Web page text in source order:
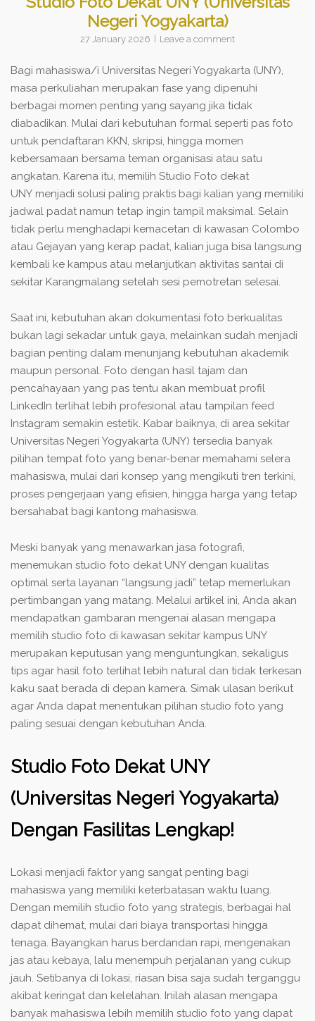
Negeri Yogyakarta)
27 January 2026 Leave a comment
Bagi mahasiswa/i Universitas Negeri Yogyakarta (UNY),
masa perkuliahan merupakan fase yang dipenuhi
berbagai momen penting yang sayang jika tidak
diabadikan. Mulai dari kebutuhan formal seperti pas foto
untuk pendaftaran KKN, skripsi, hingga momen
kebersamaan bersama teman organisasi atau satu
angkatan. Karena itu, memilih Studio Foto dekat
UNY menjadi solusi paling praktis bagi kalian yang memiliki
jadwal padat namun tetap ingin tampil maksimal. Selain
tidak perlu menghadapi kemacetan di kawasan Colombo
atau Gejayan yang kerap padat, kalian juga bisa langsung
kembali ke kampus atau melanjutkan aktivitas santai di
sekitar Karangmalang setelah sesi pemotretan selesai.
Saat ini, kebutuhan akan dokumentasi foto berkualitas
bukan lagi sekadar untuk gaya, melainkan sudah menjadi
bagian penting dalam menunjang kebutuhan akademik
maupun personal. Foto dengan hasil tajam dan
pencahayaan yang pas tentu akan membuat profil
LinkedIn terlihat lebih profesional atau tampilan feed
Instagram semakin estetik. Kabar baiknya, di area sekitar
Universitas Negeri Yogyakarta (UNY) tersedia banyak
pilihan tempat foto yang benar-benar memahami selera
mahasiswa, mulai dari konsep yang mengikuti tren terkini,
proses pengerjaan yang efisien, hingga harga yang tetap
bersahabat bagi kantong mahasiswa.
Meski banyak yang menawarkan jasa fotografi,
menemukan studio foto dekat UNY dengan kualitas
optimal serta layanan “langsung jadi” tetap memerlukan
pertimbangan yang matang. Melalui artikel ini, Anda akan
mendapatkan gambaran mengenai alasan mengapa
memilih studio foto di kawasan sekitar kampus UNY
merupakan keputusan yang menguntungkan, sekaligus
tips agar hasil foto terlihat lebih natural dan tidak terkesan
kaku saat berada di depan kamera. Simak ulasan berikut
agar Anda dapat menentukan pilihan studio foto yang
paling sesuai dengan kebutuhan Anda.
Studio Foto Dekat UNY
(Universitas Negeri Yogyakarta)
Dengan Fasilitas Lengkap!
Lokasi menjadi faktor yang sangat penting bagi
mahasiswa yang memiliki keterbatasan waktu luang.
Dengan memilih studio foto yang strategis, berbagai hal
dapat dihemat, mulai dari biaya transportasi hingga
tenaga. Bayangkan harus berdandan rapi, mengenakan
jas atau kebaya, lalu menempuh perjalanan yang cukup
jauh. Setibanya di lokasi, riasan bisa saja sudah terganggu
akibat keringat dan kelelahan. Inilah alasan mengapa
banyak mahasiswa lebih memilih studio foto yang dapat